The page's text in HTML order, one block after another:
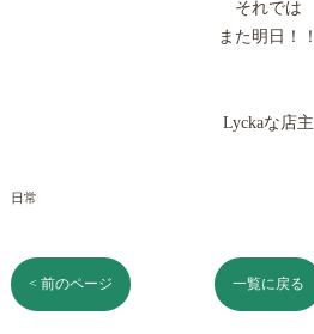
それでは
また明日！！
Lyckaな店主
日常
< 前のページ 一覧に戻る